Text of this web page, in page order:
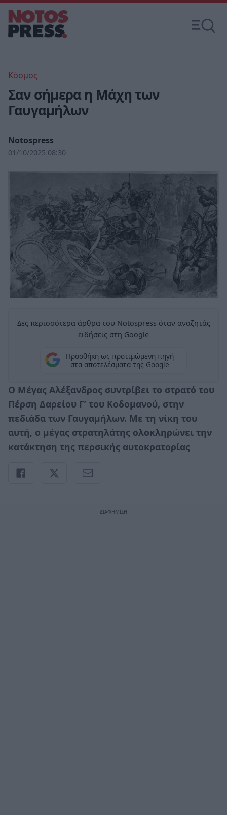
Κόσμος
Σαν σήμερα η Μάχη των
Γαυγαμήλων
Notospress
01/10/2025 08:30
Δες περισσότερα άρθρα του Notospress όταν αναζητάς
ειδήσεις στη Google
Προσθήκη ως προτιμώμενη πηγή
στα αποτελέσματα της Google
Ο Μέγας Αλέξανδρος συντρίβει το στρατό του
Πέρση Δαρείου Γ’ του Κοδομανού, στην
πεδιάδα των Γαυγαμήλων. Με τη νίκη του
αυτή, ο μέγας στρατηλάτης ολοκληρώνει την
κατάκτηση της περσικής αυτοκρατορίας